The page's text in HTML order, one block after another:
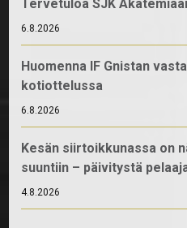
Tervetuloa SJK
6.8.2026
Huomenna IF Gnistan
kotiottelussa
6.8.2026
Kesän siirtoikkunassa on
suuntiin – päivitystä
4.8.2026